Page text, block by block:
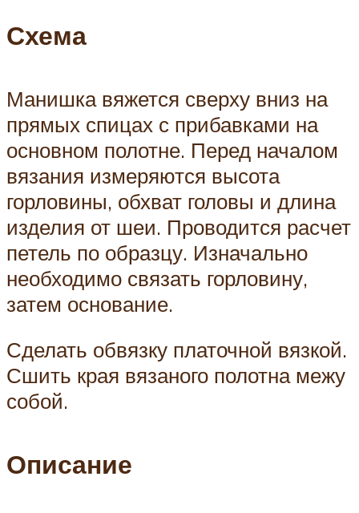
Схема
Манишка вяжется сверху вниз на
прямых спицах с прибавками на
основном полотне. Перед началом
вязания измеряются высота
горловины, обхват головы и длина
изделия от шеи. Проводится расчет
петель по образцу. Изначально
необходимо связать горловину,
затем основание.
Сделать обвязку платочной вязкой.
Сшить края вязаного полотна межу
собой.
Описание